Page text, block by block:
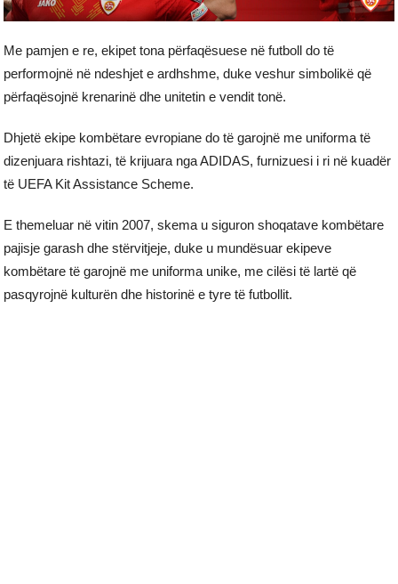
Me pamjen e re, ekipet tona përfaqësuese në futboll do të
performojnë në ndeshjet e ardhshme, duke veshur simbolikë që
përfaqësojnë krenarinë dhe unitetin e vendit tonë.
Dhjetë ekipe kombëtare evropiane do të garojnë me uniforma të
dizenjuara rishtazi, të krijuara nga ADIDAS, furnizuesi i ri në kuadër
të UEFA Kit Assistance Scheme.
E themeluar në vitin 2007, skema u siguron shoqatave kombëtare
pajisje garash dhe stërvitjeje, duke u mundësuar ekipeve
kombëtare të garojnë me uniforma unike, me cilësi të lartë që
pasqyrojnë kulturën dhe historinë e tyre të futbollit.